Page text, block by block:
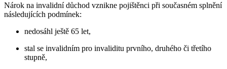
Nárok na invalidní důchod vznikne pojištěnci při současném splnění
následujících podmínek:
nedosáhl ještě 65 let,
stal se invalidním pro invaliditu prvního, druhého či třetího
stupně,